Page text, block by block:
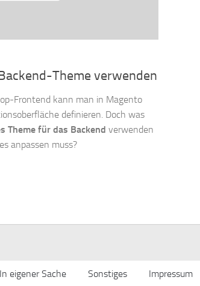
Theme verwenden
Frontend kann man in Magento
definieren. Doch was
Theme für das Backend verwenden
anpassen muss?
In eigener Sache Sonstiges Impressum